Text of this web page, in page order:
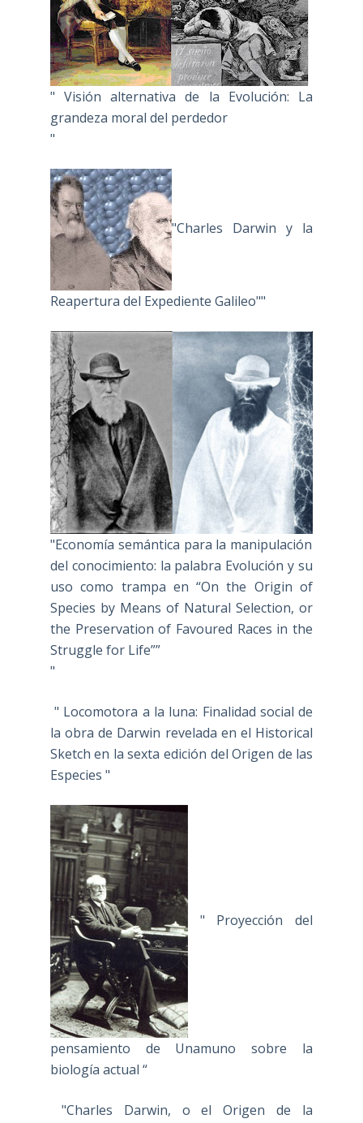
" Visión alternativa de la Evolución: La
grandeza moral del perdedor
"
"Charles Darwin y la
Reapertura del Expediente Galileo""
"Economía semántica para la manipulación
del conocimiento: la palabra Evolución y su
uso como trampa en “On the Origin of
Species by Means of Natural Selection, or
the Preservation of Favoured Races in the
Struggle for Life””
"
" Locomotora a la luna: Finalidad social de
la obra de Darwin revelada en el Historical
Sketch en la sexta edición del Origen de las
Especies "
" Proyección del
pensamiento de Unamuno sobre la
biología actual “
"Charles Darwin, o el Origen de la